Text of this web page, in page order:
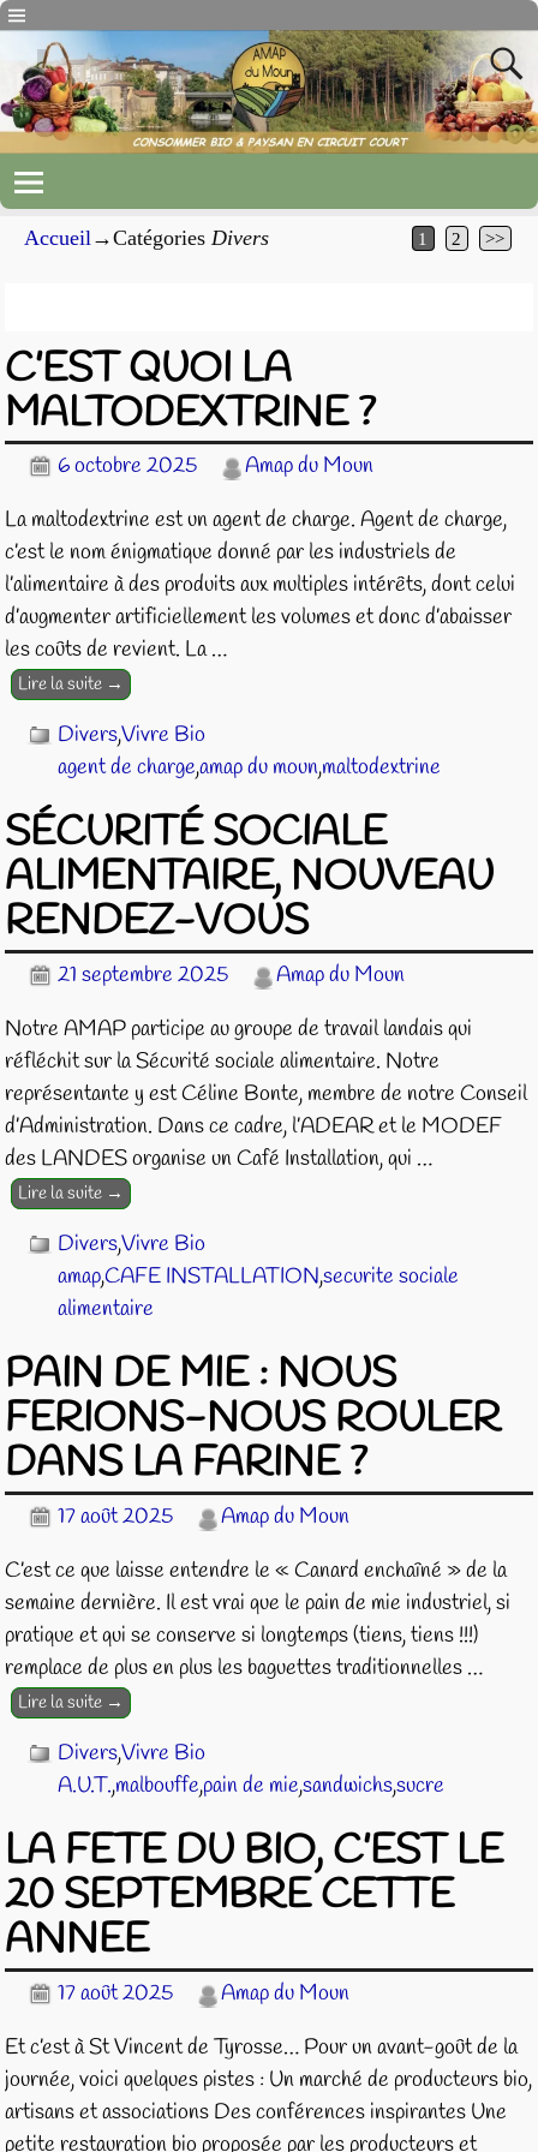
Accueil→Catégories Divers 1 2 >>
C’EST QUOI LA
MALTODEXTRINE ?
6 octobre 2025
Amap du Moun
La maltodextrine est un agent de charge. Agent de charge,
c’est le nom énigmatique donné par les industriels de
l’alimentaire à des produits aux multiples intérêts, dont celui
d’augmenter artificiellement les volumes et donc d’abaisser
les coûts de revient. La…
Lire la suite →
Divers,Vivre Bio
agent de charge,amap du moun,maltodextrine
SÉCURITÉ SOCIALE
ALIMENTAIRE, NOUVEAU
RENDEZ-VOUS
21 septembre 2025
Amap du Moun
Notre AMAP participe au groupe de travail landais qui
réfléchit sur la Sécurité sociale alimentaire. Notre
représentante y est Céline Bonte, membre de notre Conseil
d’Administration. Dans ce cadre, l’ADEAR et le MODEF
des LANDES organise un Café Installation, qui …
Lire la suite →
Divers,Vivre Bio
amap,CAFE INSTALLATION,securite sociale
alimentaire
PAIN DE MIE : NOUS
FERIONS-NOUS ROULER
DANS LA FARINE ?
17 août 2025
Amap du Moun
C’est ce que laisse entendre le « Canard enchaîné » de la
semaine dernière. Il est vrai que le pain de mie industriel, si
pratique et qui se conserve si longtemps (tiens, tiens !!!)
remplace de plus en plus les baguettes traditionnelles …
Lire la suite →
Divers,Vivre Bio
A.U.T.,malbouffe,pain de mie,sandwichs,sucre
LA FETE DU BIO, C’EST LE
20 SEPTEMBRE CETTE
ANNEE
17 août 2025
Amap du Moun
Et c’est à St Vincent de Tyrosse… Pour un avant-goût de la
journée, voici quelques pistes : Un marché de producteurs bio,
artisans et associations Des conférences inspirantes Une
petite restauration bio proposée par les producteurs et